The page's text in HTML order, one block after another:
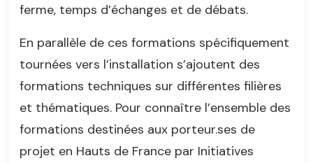
ferme, temps d’échanges et de débats.
En parallèle de ces formations spécifiquement
tournées vers l’installation s’ajoutent des
formations techniques sur différentes filières
et thématiques. Pour connaître l’ensemble des
formations destinées aux porteur.ses de
projet en Hauts de France par Initiatives